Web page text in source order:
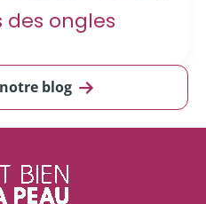
des ongles
blog